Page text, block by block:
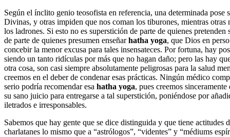
Según el ínclito genio teosofista en referencia, una determinada pose
Divinas, y otras impiden que nos coman los tiburones, mientras otras
los ladrones. Si esto no es superstición de parte de quienes pretenden
de parte de quienes presumen enseñarhatha yoga, que Dios en
concebir la menor excusa para tales insensateces. Por fortuna, hay
siendo un tanto ridículas por más que no hagan daño; pero las hay
otra cosa, son casi siempre absolutamente peligrosas para la salud
creemos en el deber de condenar esas prácticas. Ningún médico
serio podría recomendar esa hatha yoga, pues creemos
su sano juicio para entregarse a tal superstición, poniéndose por
iletrados e irresponsables.
Sabemos que hay gente que se dice distinguida y que tiene actitudes
charlatanes lo mismo que a “astrólogos”, “videntes” y “médiums